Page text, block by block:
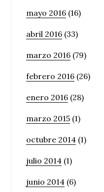
mayo 2016 (16)
abril 2016 (33)
marzo 2016 (79)
febrero 2016 (26)
enero 2016 (28)
marzo 2015 (1)
octubre 2014 (1)
julio 2014 (1)
junio 2014 (6)